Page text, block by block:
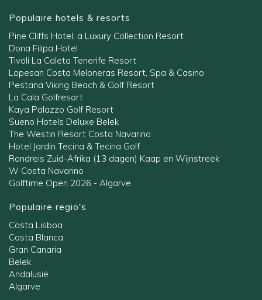
Populaire hotels & resorts
Pine Cliffs Hotel, a Luxury Collection Resort
Dona Filipa Hotel
Tivoli La Caleta Tenerife Resort
Lopesan Costa Meloneras Resort, Spa & Casino
Pestana Viking Beach & Golf Resort
La Cala Golfresort
Kaya Palazzo Golf Resort
Sueno Hotels Deluxe Belek
The Westin Resort Costa Navarino
Hotel Jardin Tecina & Tecina Golf
Rondreis Zuid-Afrika (13 dagen) Kaap en Wijnstreek
W Costa Navarino
Golftime Open 2026 - Algarve
Populaire regio's
Costa Lisboa
Costa Blanca
Gran Canaria
Belek
Andalusië
Algarve